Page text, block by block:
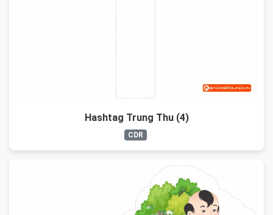
Hashtag Trung Thu (4)
CDR